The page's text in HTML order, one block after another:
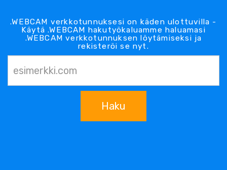
.WEBCAM verkkotunnuksesi on käden ulottuvilla -
Käytä .WEBCAM hakutyökaluamme haluamasi
.WEBCAM verkkotunnuksen löytämiseksi ja
rekisteröi se nyt.
Haku